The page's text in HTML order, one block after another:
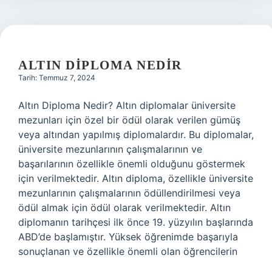
ALTIN DIPLOMA NEDIR
Tarih: Temmuz 7, 2024
Altın Diploma Nedir? Altın diplomalar üniversite
mezunları için özel bir ödül olarak verilen gümüş
veya altından yapılmış diplomalardır. Bu diplomalar,
üniversite mezunlarının çalışmalarının ve
başarılarının özellikle önemli olduğunu göstermek
için verilmektedir. Altın diploma, özellikle üniversite
mezunlarının çalışmalarının ödüllendirilmesi veya
ödül almak için ödül olarak verilmektedir. Altın
diplomanın tarihçesi ilk önce 19. yüzyılın başlarında
ABD’de başlamıştır. Yüksek öğrenimde başarıyla
sonuçlanan ve özellikle önemli olan öğrencilerin